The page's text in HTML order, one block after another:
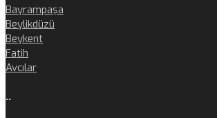
Bayrampaşa
Beylikdüzü
Beykent
Fatih
Avcılar
..